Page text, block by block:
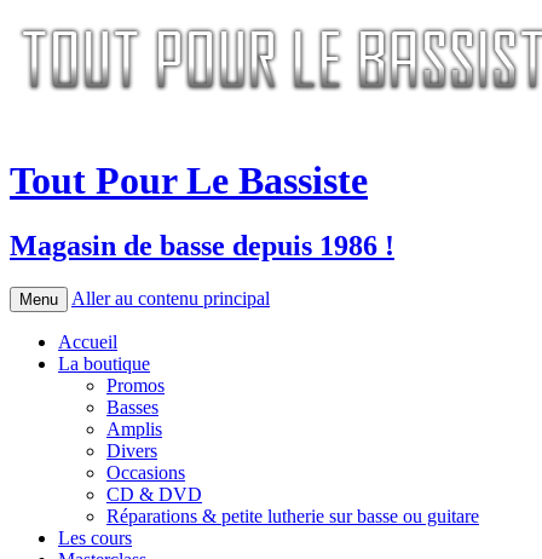
Tout Pour Le Bassiste
Magasin de basse depuis 1986 !
Menu Aller au contenu principal
Accueil
La boutique
Promos
Basses
Amplis
Divers
Occasions
CD & DVD
Réparations & petite lutherie sur basse ou guitare
Les cours